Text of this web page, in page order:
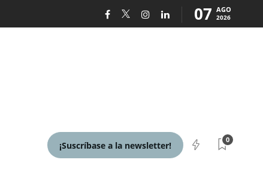
07 AGO
2026
¡Suscríbase a la newsletter!
0